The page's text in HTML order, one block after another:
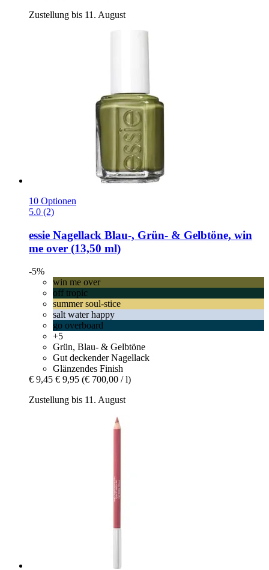
Zustellung bis 11. August
10 Optionen
5.0 (2)
essie Nagellack Blau-​, Grün-​ & Gelbtöne, win
me over (13,50 ml)
-5%
win me over
off tropic
summer soul-stice
salt water happy
go overboard
+5
Grün, Blau- & Gelbtöne
Gut deckender Nagellack
Glänzendes Finish
€ 9,45 € 9,95 (€ 700,00 / l)
Zustellung bis 11. August